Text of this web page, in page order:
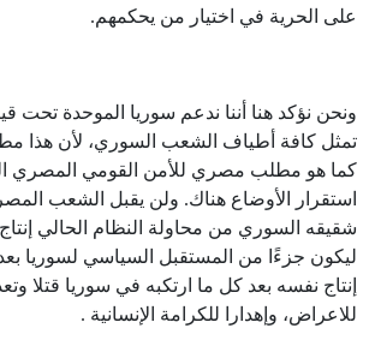
على الحرية في اختيار من يحكمهم.
ونحن نؤكد هنا أننا ندعم سوريا الموحدة تحت
تمثل كافة أطياف الشعب السوري، لأن هذا
كما هو مطلب مصري للأمن القومي المصري
استقرار الأوضاع هناك. ولن يقبل الشعب
شقيقه السوري من محاولة النظام الحالي
ليكون جزءًا من المستقبل السياسي لسوريا
إنتاج نفسه بعد كل ما ارتكبه في سوريا قتلا
للاعراض، وإهدارا للكرامة الإنسانية .